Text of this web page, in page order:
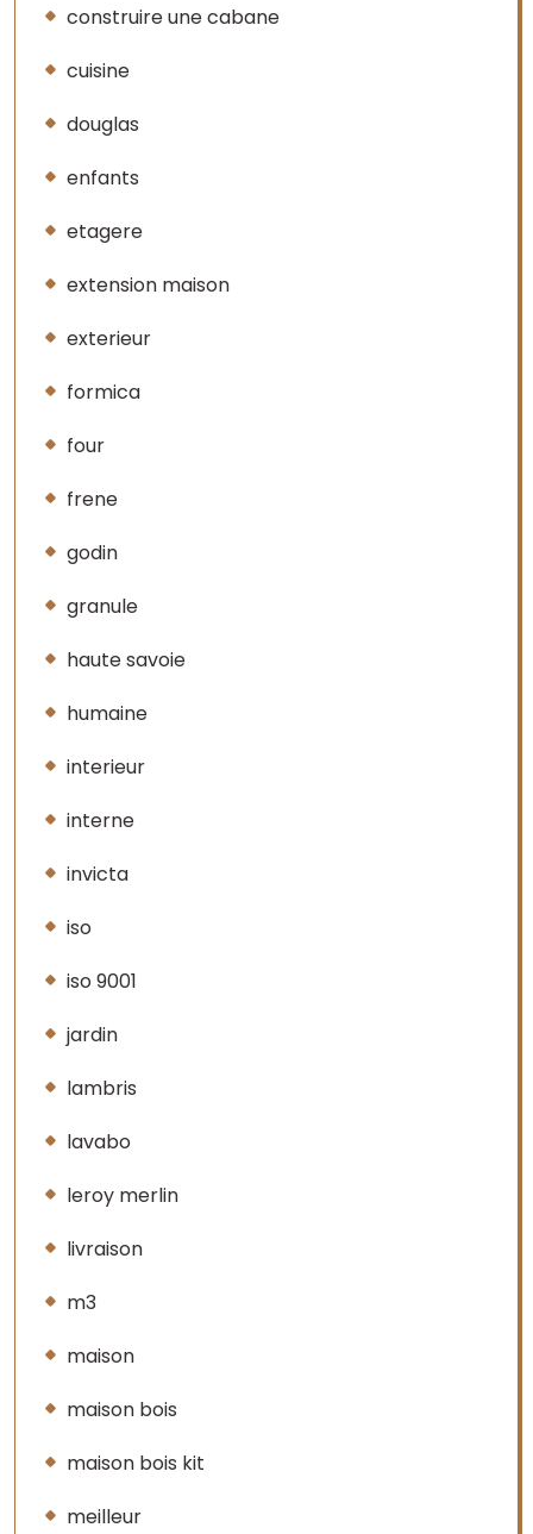
construire une cabane
cuisine
douglas
enfants
etagere
extension maison
exterieur
formica
four
frene
godin
granule
haute savoie
humaine
interieur
interne
invicta
iso
iso 9001
jardin
lambris
lavabo
leroy merlin
livraison
m3
maison
maison bois
maison bois kit
meilleur